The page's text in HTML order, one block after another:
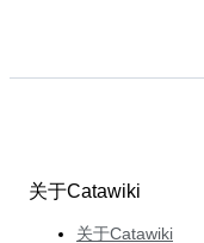
关于Catawiki
关于Catawiki